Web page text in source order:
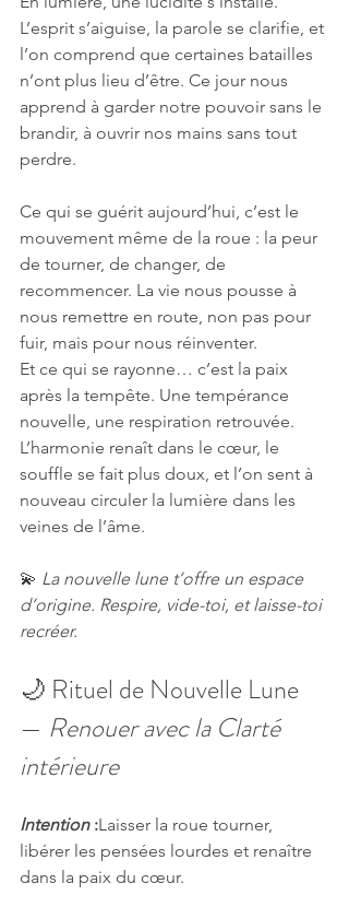
L’esprit s’aiguise, la parole se clarifie, et
l’on comprend que certaines batailles
n’ont plus lieu d’être. Ce jour nous
apprend à garder notre pouvoir sans le
brandir, à ouvrir nos mains sans tout
perdre.
Ce qui se guérit aujourd’hui, c’est le
mouvement même de la roue : la peur
de tourner, de changer, de
recommencer. La vie nous pousse à
nous remettre en route, non pas pour
fuir, mais pour nous réinventer.
Et ce qui se rayonne… c’est la paix
après la tempête. Une tempérance
nouvelle, une respiration retrouvée.
L’harmonie renaît dans le cœur, le
souffle se fait plus doux, et l’on sent à
nouveau circuler la lumière dans les
veines de l’âme.
💫 La nouvelle lune t’offre un espace
d’origine. Respire, vide-toi, et laisse-toi
recréer.
🌙 Rituel de Nouvelle Lune
— Renouer avec la Clarté
intérieure
Intention :Laisser la roue tourner,
libérer les pensées lourdes et renaître
dans la paix du cœur.